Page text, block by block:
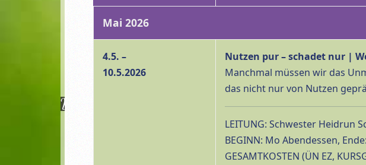
Willkommen! Großes Gästehaus der Malche …
Mai 2026
4.5. –
10.5.2026
Nutzen pur – schadet nur |
Manchmal müssen wir das
das nicht nur von Nutzen
LEITUNG: Schwester Heidrun
BEGINN: Mo Abendessen,
GESAMTKOSTEN (ÜN EZ,